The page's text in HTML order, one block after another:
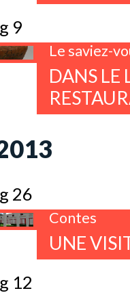
9
Le saviez-
DANS LE
26
Contes
UNE
12